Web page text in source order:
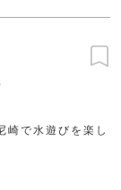
崎で水遊びを楽し